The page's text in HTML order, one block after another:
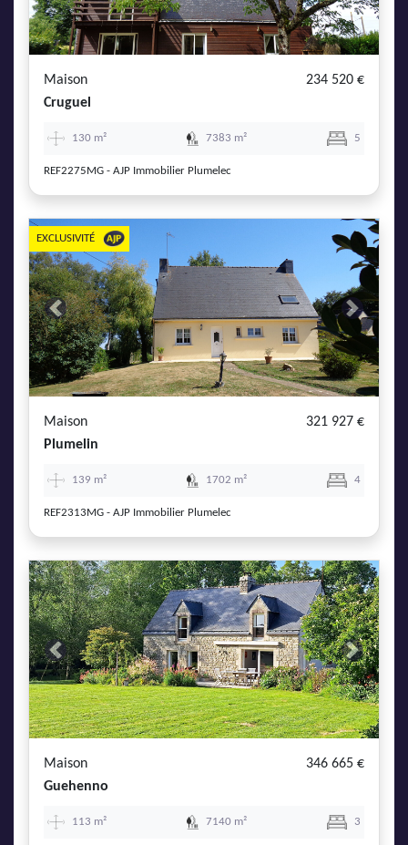
Maison
234 520 €
Cruguel
130 m² 7383 m² 5
REF2275MG - AJP Immobilier Plumelec
Previous Next
EXCLUSIVITÉ
Maison
321 927 €
Plumelin
139 m² 1702 m² 4
REF2313MG - AJP Immobilier Plumelec
Previous Next
Maison
346 665 €
Guehenno
113 m² 7140 m² 3